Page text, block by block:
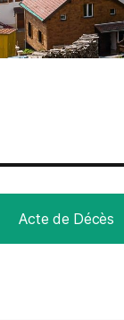
Acte de Décès